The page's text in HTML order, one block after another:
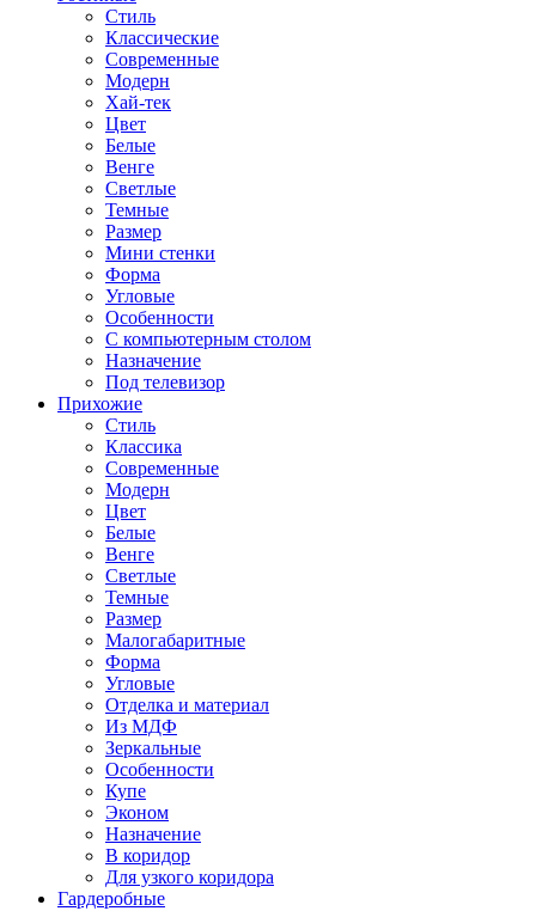
Стиль
Классические
Современные
Модерн
Хай-тек
Цвет
Белые
Венге
Светлые
Темные
Размер
Мини стенки
Форма
Угловые
Особенности
С компьютерным столом
Назначение
Под телевизор
Прихожие
Стиль
Классика
Современные
Модерн
Цвет
Белые
Венге
Светлые
Темные
Размер
Малогабаритные
Форма
Угловые
Отделка и материал
Из МДФ
Зеркальные
Особенности
Купе
Эконом
Назначение
В коридор
Для узкого коридора
Гардеробные